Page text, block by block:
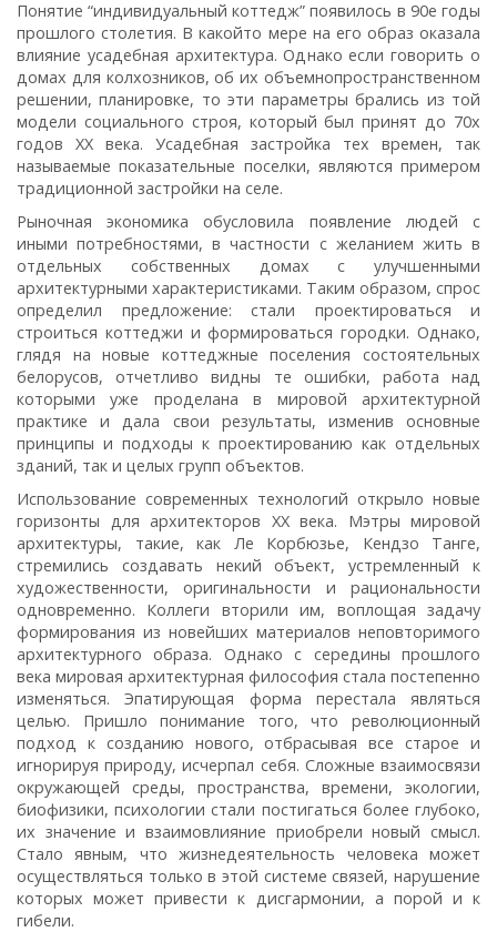
Понятие “индивидуальный коттедж” появилось в 90е годы
прошлого столетия. В какой­то мере на его образ оказала
влияние усадебная архитектура. Однако если говорить о
домах для колхозников, об их объемно­пространственном
решении, планировке, то эти параметры брались из той
модели социального строя, который был принят до 70х
годов XX века. Усадебная застройка тех времен, так
называемые показательные поселки, являются примером
традиционной застройки на селе.
Рыночная экономика обусловила появление людей с
иными потребностями, в частности с желанием жить в
отдельных собственных домах с улучшенными
архитектурными характеристиками. Таким образом, спрос
определил предложение: стали проектироваться и
строиться коттеджи и формироваться городки. Однако,
глядя на новые коттеджные поселения состоятельных
белорусов, отчетливо видны те ошибки, работа над
которыми уже проделана в мировой архитектурной
практике и дала свои результаты, изменив основные
принципы и подходы к проектированию как отдельных
зданий, так и целых групп объектов.
Использование современных технологий открыло новые
горизонты для архитекторов XX века. Мэтры мировой
архитектуры, такие, как Ле Корбюзье, Кендзо Танге,
стремились создавать некий объект, устремленный к
художественности, оригинальности и рациональности
одновременно. Коллеги вторили им, воплощая задачу
формирования из новейших материалов неповторимого
архитектурного образа. Однако с середины прошлого
века мировая архитектурная философия стала постепенно
изменяться. Эпатирующая форма перестала являться
целью. Пришло понимание того, что революционный
подход к созданию нового, отбрасывая все старое и
игнорируя природу, исчерпал себя. Сложные взаимосвязи
окружающей среды, пространства, времени, экологии,
биофизики, психологии стали постигаться более глубоко,
их значение и взаимовлияние приобрели новый смысл.
Стало явным, что жизнедеятельность человека может
осуществляться только в этой системе связей, нарушение
которых может привести к дисгармонии, а порой и к
гибели.